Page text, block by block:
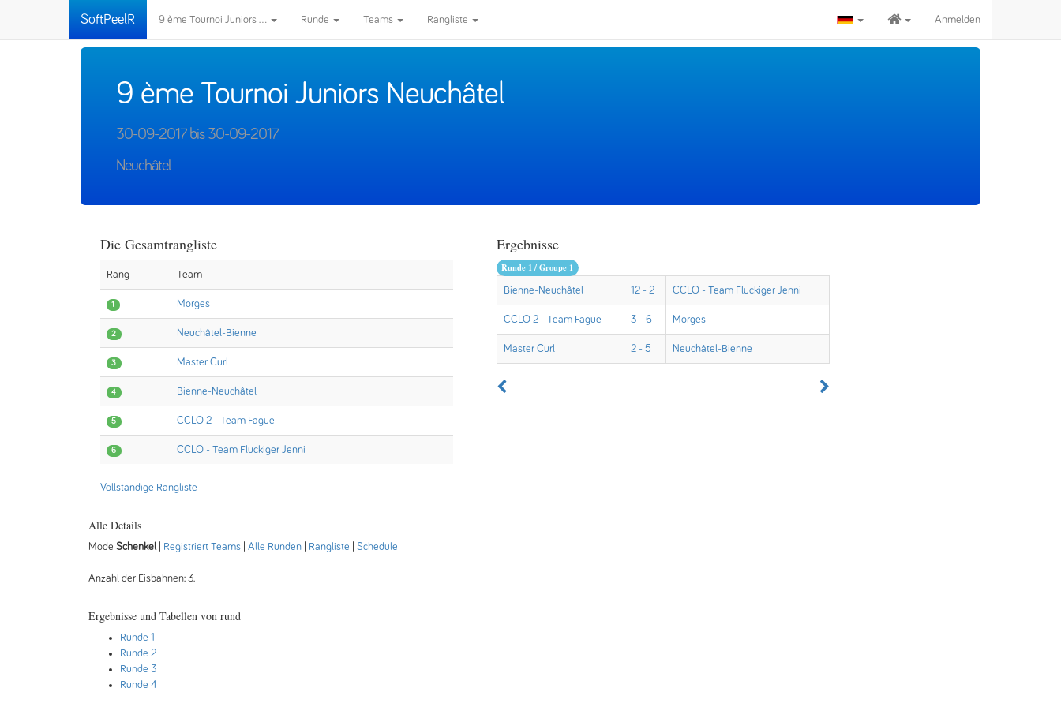
SoftPeelR 9 ème Tournoi Juniors ... Runde Teams Rangliste Anmelden
9 ème Tournoi Juniors Neuchâtel
30-09-2017 bis 30-09-2017
Neuchâtel
Die Gesamtrangliste
Rang Team
1 Morges
2 Neuchâtel-Bienne
3 Master Curl
4 Bienne-Neuchâtel
5 CCLO 2 - Team Fague
6 CCLO - Team Fluckiger Jenni
Vollständige Rangliste
Ergebnisse
Runde 1 / Groupe 1
Bienne-Neuchâtel 12 - 2 CCLO - Team Fluckiger Jenni
CCLO 2 - Team Fague 3 - 6 Morges
Master Curl 2 - 5 Neuchâtel-Bienne
Alle Details
Mode Schenkel Registriert Teams Alle Runden Rangliste Schedule
Anzahl der Eisbahnen: 3.
Ergebnisse und Tabellen von rund
Runde 1
Runde 2
Runde 3
Runde 4